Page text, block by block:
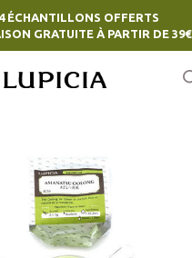
4 ÉCHANTILLONS OFFERTS
GRATUITE À PARTIR DE 39€